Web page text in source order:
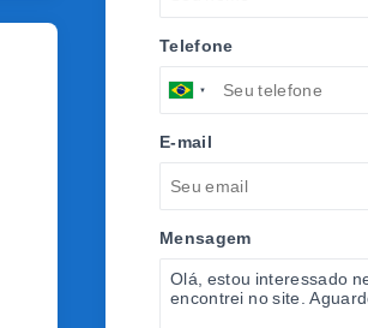
Telefone
E-mail
Mensagem